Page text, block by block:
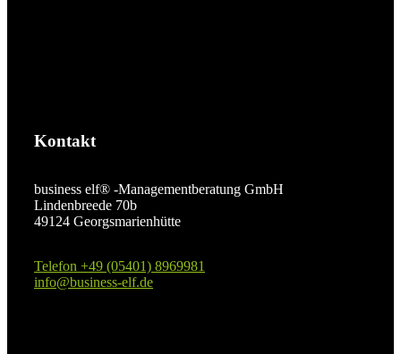
Kontakt
business elf® -Managementberatung GmbH
Lindenbreede 70b
49124 Georgsmarienhütte
Telefon +49 (05401) 8969981
info@business-elf.de